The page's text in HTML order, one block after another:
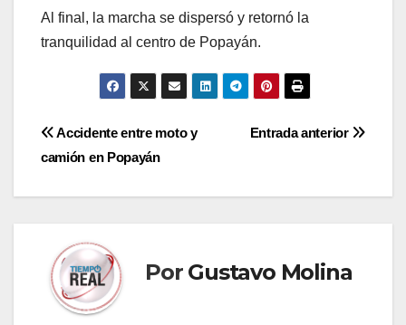
Al final, la marcha se dispersó y retornó la
tranquilidad al centro de Popayán.
Navegación
Entrada anterior
Accidente entre moto y
camión en Popayán
Por Gustavo Molina